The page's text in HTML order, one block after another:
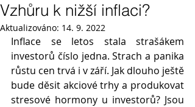
Vzhůru k nižší inflaci?
Aktualizováno: 14. 9. 2022
Inflace se letos stala strašákem
investorů číslo jedna. Strach a panika
růstu cen trvá i v září. Jak dlouho ještě
bude děsit akciové trhy a produkovat
stresové hormony u investorů? Jsou